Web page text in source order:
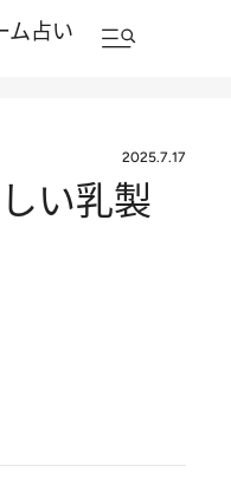
ム占い
2025.7.17
い乳製